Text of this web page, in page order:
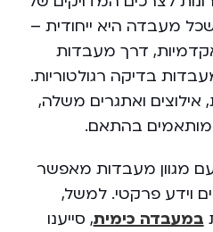
מעבדה היא ייחודית –
דרך מעבדות
בדיקה רגולטוריות.
ואתגרים משלה,
מותאמים בהתאם.
עם מגוון מעבדות מאפשר
וידע פרקטי. למשל,
במעבדה כימית, סייענו